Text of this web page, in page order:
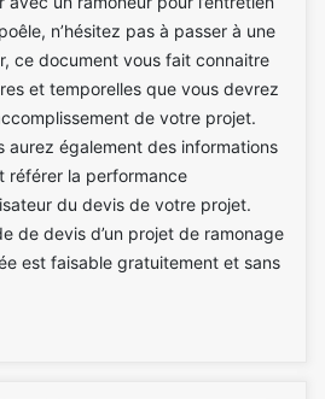
n’hésitez pas à passer à une
ce document vous fait connaitre
et temporelles que vous devrez
de votre projet.
aurez également des informations
référer la performance
du devis de votre projet.
de devis d’un projet de ramonage
est faisable gratuitement et sans